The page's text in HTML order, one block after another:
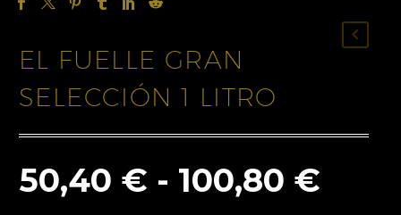
EL FUELLE GRAN
SELECCIÓN 1 LITRO
50,40 € - 100,80 €